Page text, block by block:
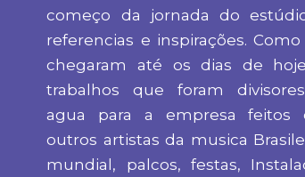
começo da jornada do
referencias e inspirações. Como
chegaram até os dias de
trabalhos que foram
agua para a empresa feitos
outros artistas da musica
mundial, palcos, festas,